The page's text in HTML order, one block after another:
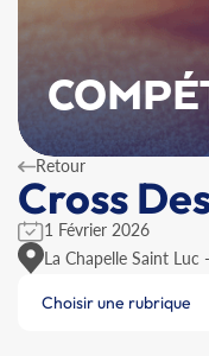
Retour
Cross
1 Février 2026
La Chapelle Saint Luc
Choisir une rubrique